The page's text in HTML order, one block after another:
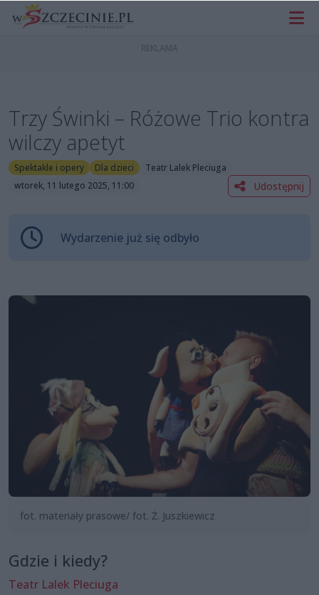
Trzy Świnki – Różowe Trio kontra
wilczy apetyt
Spektakle i opery Dla dzieci
Teatr Lalek Pleciuga
wtorek, 11 lutego 2025, 11:00
Udostępnij
Wydarzenie już się odbyło
fot. materiały prasowe/ fot. Ż. Juszkiewicz
Gdzie i kiedy?
Teatr Lalek Pleciuga